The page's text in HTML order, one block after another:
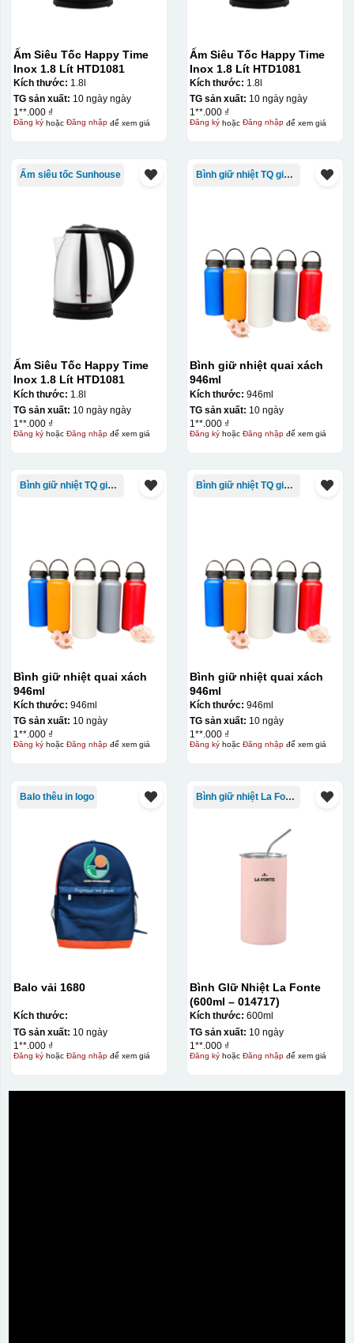
Ấm Siêu Tốc Happy Time
Inox 1.8 Lít HTD1081
Kích thước: 1.8l
TG sản xuất: 10 ngày ngày
1**.000 ₫
Đăng kýhoặc Đăng nhậpđể xem giá
Ấm Siêu Tốc Happy Time
Inox 1.8 Lít HTD1081
Kích thước: 1.8l
TG sản xuất: 10 ngày ngày
1**.000 ₫
Đăng kýhoặc Đăng nhậpđể xem giá
Ấm siêu tốc Sunhouse
Ấm Siêu Tốc Happy Time
Inox 1.8 Lít HTD1081
Kích thước: 1.8l
TG sản xuất: 10 ngày ngày
1**.000 ₫
Đăng kýhoặc Đăng nhậpđể xem giá
Bình giữ nhiệt TQ giá rẻ
Bình giữ nhiệt quai xách
946ml
Kích thước: 946ml
TG sản xuất: 10 ngày
1**.000 ₫
Đăng kýhoặc Đăng nhậpđể xem giá
Bình giữ nhiệt TQ giá rẻ
Bình giữ nhiệt quai xách
946ml
Kích thước: 946ml
TG sản xuất: 10 ngày
1**.000 ₫
Đăng kýhoặc Đăng nhậpđể xem giá
Bình giữ nhiệt TQ giá rẻ
Bình giữ nhiệt quai xách
946ml
Kích thước: 946ml
TG sản xuất: 10 ngày
1**.000 ₫
Đăng kýhoặc Đăng nhậpđể xem giá
Balo thêu in logo
Balo vải 1680
Kích thước:
TG sản xuất: 10 ngày
1**.000 ₫
Đăng kýhoặc Đăng nhậpđể xem giá
Bình giữ nhiệt La Fonte
Bình GIữ Nhiệt La Fonte
(600ml – 014717)
Kích thước: 600ml
TG sản xuất: 10 ngày
1**.000 ₫
Đăng kýhoặc Đăng nhậpđể xem giá